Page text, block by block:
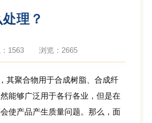
理？
1563 浏览： 2665
其聚合物用于合成树脂、合成纤
能够广泛用于各行各业，但是在
使产品产生质量问题。那么，面